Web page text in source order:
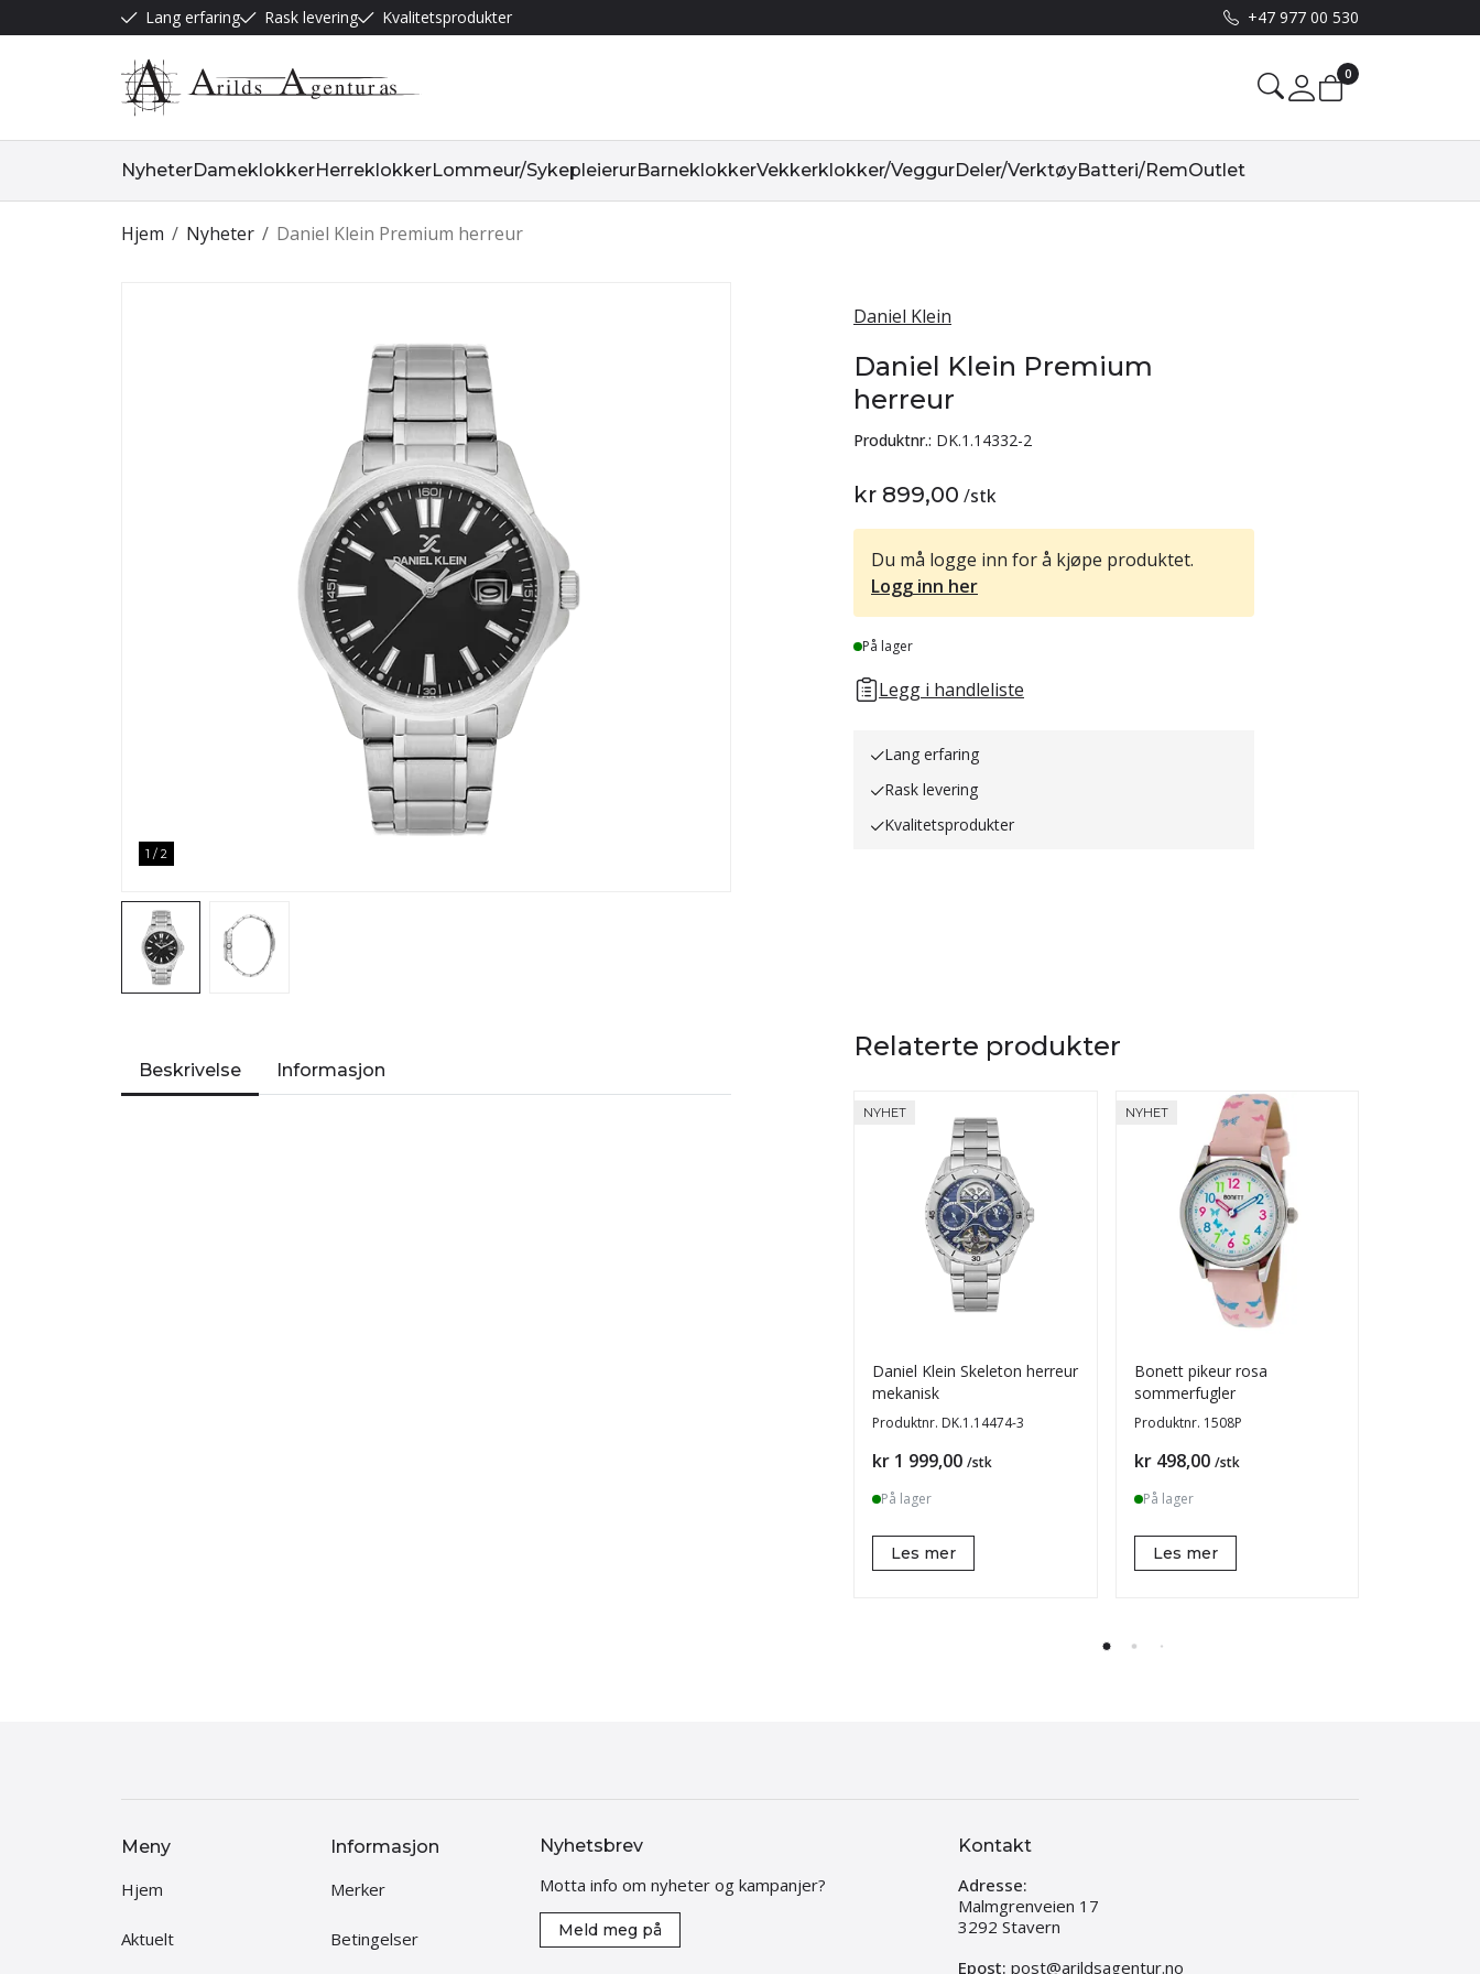
Lang erfaring Rask levering Kvalitetsprodukter +47 977 00 530
Mine sider
0
NyheterDameklokkerHerreklokkerLommeur/SykepleierurBarneklokkerVekkerklokker/VeggurDeler/VerktøyBatteri/RemOutlet
/
Hjem /
Nyheter Daniel Klein Premium herreur
1 / 2
Daniel Klein
Daniel Klein Premium
herreur
Produktnr.: DK.1.14332-2
kr 899,00 /stk
Du må logge inn for å kjøpe produktet.
Logg inn her
Lager
På lager
Legg i handleliste
Lang erfaring
Rask levering
Kvalitetsprodukter
Beskrivelse Informasjon
Relaterte produkter
NYHET
Daniel Klein Skeleton herreur
mekanisk
Produktnr. DK.1.14474-3
Pris
kr 1 999,00 /stk
På lager
Les mer
NYHET
Bonett pikeur rosa
sommerfugler
Produktnr. 1508P
Pris
kr 498,00 /stk
På lager
Les mer
Meny
Hjem
Aktuelt
Informasjon
Merker
Betingelser
Nyhetsbrev
Motta info om nyheter og kampanjer?
Meld meg på
Kontakt
Adresse:
Malmgrenveien 17
3292 Stavern
Epost: post@arildsagentur.no